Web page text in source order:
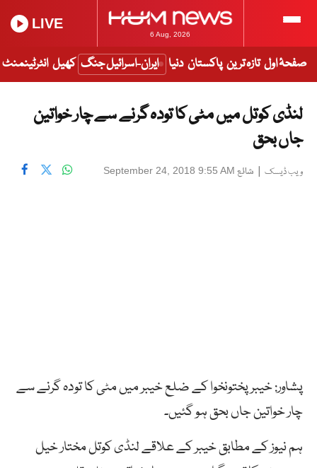
6 Aug, 2026
LIVE
صفحۂ اول تازہ ترین پاکستان دنیا ایران-اسرائیل جنگ کھیل انٹرٹینمنٹ
لنڈی کوتل میں مٹی کا تودہ گرنے سے چار خواتین
جاں بحق
ویب ڈیسک | شائع September 24, 2018 9:55 AM
پشاور: خیبر پختونخوا کے ضلع خیبر میں مٹی کا تودہ گرنے سے
چار خواتین جاں بحق ہو گئیں۔
ہم نیوز کے مطابق خیبر کے علاقے لنڈی کوتل مختار خیل